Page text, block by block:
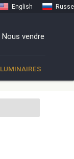
English Russe
Nous vendre
LUMINAIRES